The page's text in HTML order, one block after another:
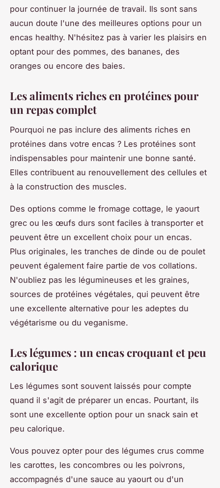
pour continuer la journée de travail. Ils sont sans
aucun doute l'une des meilleures options pour un
encas healthy. N'hésitez pas à varier les plaisirs en
optant pour des pommes, des bananes, des
oranges ou encore des baies.
Les aliments riches en protéines pour
un repas complet
Pourquoi ne pas inclure des aliments riches en
protéines dans votre encas ? Les protéines sont
indispensables pour maintenir une bonne santé.
Elles contribuent au renouvellement des cellules et
à la construction des muscles.
Des options comme le fromage cottage, le yaourt
grec ou les œufs durs sont faciles à transporter et
peuvent être un excellent choix pour un encas.
Plus originales, les tranches de dinde ou de poulet
peuvent également faire partie de vos collations.
N'oubliez pas les légumineuses et les graines,
sources de protéines végétales, qui peuvent être
une excellente alternative pour les adeptes du
végétarisme ou du veganisme.
Les légumes : un encas croquant et peu
calorique
Les légumes sont souvent laissés pour compte
quand il s'agit de préparer un encas. Pourtant, ils
sont une excellente option pour un snack sain et
peu calorique.
Vous pouvez opter pour des légumes crus comme
les carottes, les concombres ou les poivrons,
accompagnés d'une sauce au yaourt ou d'un